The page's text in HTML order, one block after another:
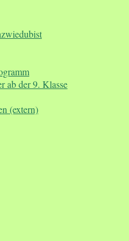
ab der 9. Klasse
(extern)